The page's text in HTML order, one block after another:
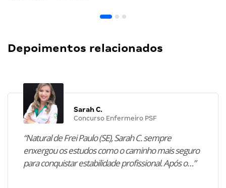
Depoimentos relacionados
Sarah C.
Concurso Enfermeiro PSF
“Natural de Frei Paulo (SE), Sarah C. sempre
enxergou os estudos como o caminho mais seguro
para conquistar estabilidade profissional. Após o…”